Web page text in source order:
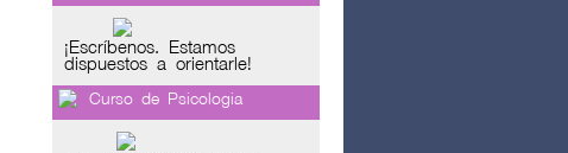
¡Escríbenos. Estamos
dispuestos a orientarle!
Curso de Psicologia